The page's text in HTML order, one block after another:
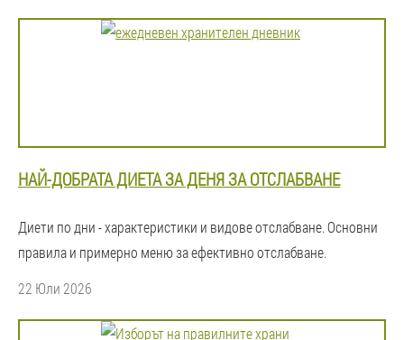
НАЙ-ДОБРАТА ДИЕТА ЗА ДЕНЯ ЗА ОТСЛАБВАНЕ
Диети по дни - характеристики и видове отслабване. Основни
правила и примерно меню за ефективно отслабване.
22 Юли 2026